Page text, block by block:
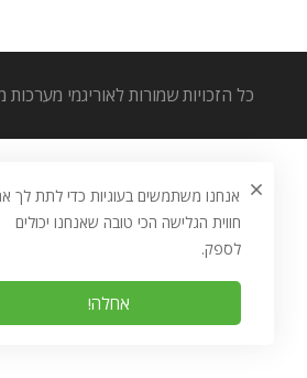
כל הזכויות שמורות לאוריגמי מערכות
אנחנו משתמשים בעוגיות כדי לתת לך
חווית הגלישה הכי טובה שאנחנו יכולים
לספק.
אחלה!